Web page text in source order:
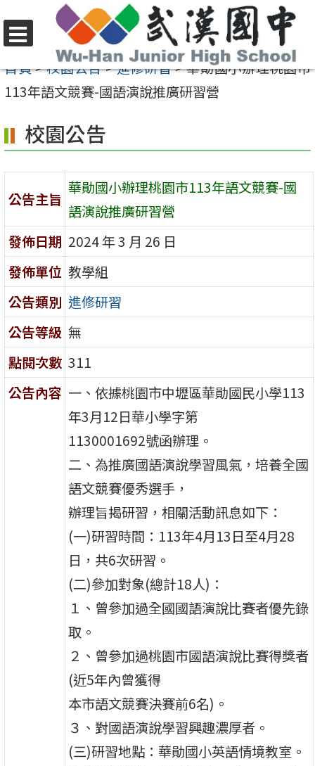
至
要
容
區
選
單
首頁>校園公告>進修研習>華勛國小辦理桃園市
113年語文競賽-國語演說推廣研習營
校園公告
公告主旨
華勛國小辦理桃園市113年語文競賽-國
語演說推廣研習營
發佈日期 2024 年 3 月 26 日
發佈單位 教學組
公告類別 進修研習
公告等級 無
點閱次數 311
公告內容 一、依據桃園市中壢區華勛國民小學113
年3月12日華小學字第
1130001692號函辦理。
二、為推廣國語演說學習風氣，培養全國
語文競賽優秀選手，
辦理旨揭研習，相關活動訊息如下：
(一)研習時間：113年4月13日至4月28
日，共6次研習。
(二)參加對象(總計18人)：
１、曾參加過全國國語演說比賽者優先錄
取。
２、曾參加過桃園市國語演說比賽得獎者
(近5年內曾獲得
本市語文競賽決賽前6名)。
３、對國語演說學習興趣濃厚者。
(三)研習地點：華勛國小英語情境教室。